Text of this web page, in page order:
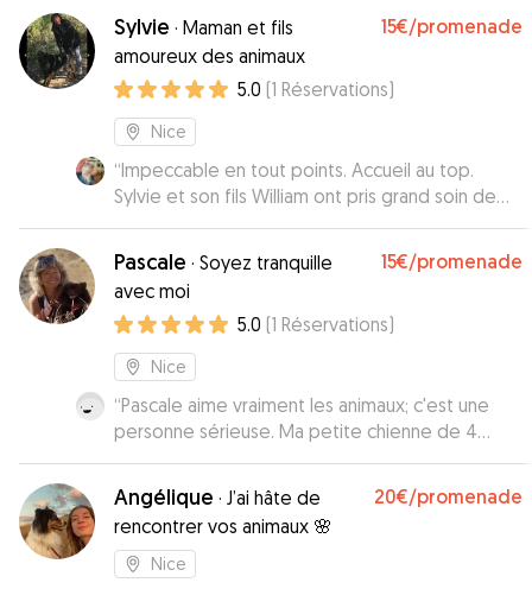
recommander à tout le monde. Pendant mon
absence, il m'a envoyé des photos et a écrit
quotidiennement sur la façon dont le chien allait
et ce qu'ils avaient fait.”
Sylvie · Maman et fils
amoureux des animaux
15€/promenade
5.0 (1 Réservations)
Nice
“Impeccable en tout points. Accueil au top.
Sylvie et son fils William ont pris grand soin de
mon petit CKC. Balades, câlins… le tout avec
photos et films à l’appui. Je recommande à
toutes les personnes soucieuses de trouver un
environnement plein de bienveillance pour nos
amis à 4 pattes.”
Pascale · Soyez tranquille
avec moi
15€/promenade
5.0 (1 Réservations)
Nice
“Pascale aime vraiment les animaux; c'est une
personne sérieuse. Ma petite chienne de 4
mois, a vécue des beaux moments... Je
recommande Pascale à 100% Merci Encore !
Angélique · J’ai hâte de
rencontrer vos animaux 🌸
20€/promenade
Nice